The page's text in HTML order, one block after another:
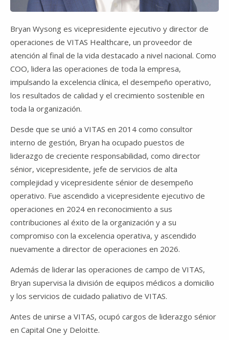
Bryan Wysong es vicepresidente ejecutivo y director de
operaciones de VITAS Healthcare, un proveedor de
atención al final de la vida destacado a nivel nacional. Como
COO, lidera las operaciones de toda la empresa,
impulsando la excelencia clínica, el desempeño operativo,
los resultados de calidad y el crecimiento sostenible en
toda la organización.
Desde que se unió a VITAS en 2014 como consultor
interno de gestión, Bryan ha ocupado puestos de
liderazgo de creciente responsabilidad, como director
sénior, vicepresidente, jefe de servicios de alta
complejidad y vicepresidente sénior de desempeño
operativo. Fue ascendido a vicepresidente ejecutivo de
operaciones en 2024 en reconocimiento a sus
contribuciones al éxito de la organización y a su
compromiso con la excelencia operativa, y ascendido
nuevamente a director de operaciones en 2026.
Además de liderar las operaciones de campo de VITAS,
Bryan supervisa la división de equipos médicos a domicilio
y los servicios de cuidado paliativo de VITAS.
Antes de unirse a VITAS, ocupó cargos de liderazgo sénior
en Capital One y Deloitte.